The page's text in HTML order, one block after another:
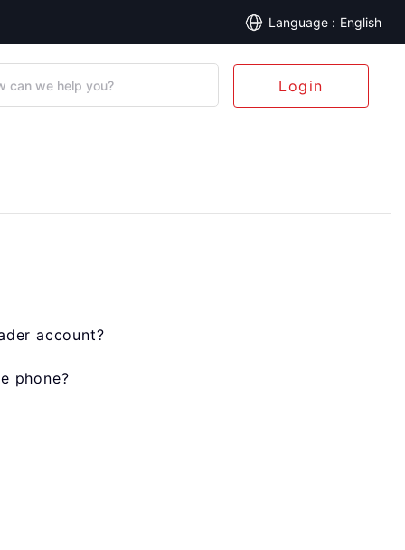
English
can we help you? Login
account?
phone?